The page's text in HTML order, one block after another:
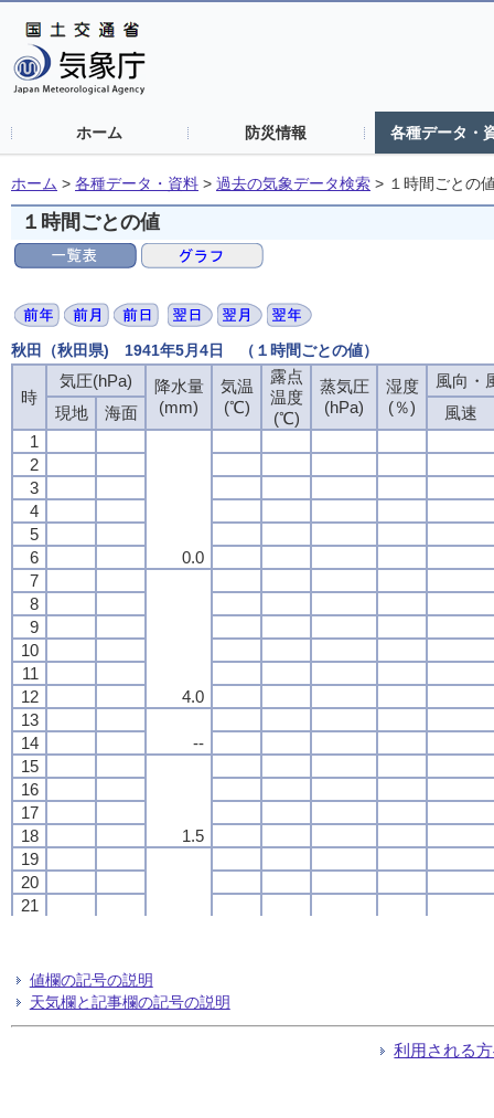
ホーム 防災情報 各種データ・
ホーム > 各種データ・資料 > 過去の気象データ検索 > １時間ごとの
１時間ごとの値
秋田（秋田県) 1941年5月4日 （１時間ごとの値）
時
気圧(hPa)
降水量
(mm)
気温
(℃)
露点
温度
(℃)
蒸気圧
(hPa)
湿度
(％)
風向・
現地
海面
風速
1
0.0
2
3
4
5
6
7
4.0
8
9
10
11
12
13
--
14
15
1.5
16
17
18
19
20
21
24
時
気圧(hPa)
降水量
(mm)
気温
(℃)
露点
温度
(℃)
蒸気圧
(hPa)
湿度
(％)
風向・
現地
海面
風速
1
0.0
2
3
4
5
6
7
4.0
8
9
10
11
12
13
--
14
15
1.5
16
17
18
19
20
21
24
時
気圧(hPa)
降水量
(mm)
気温
(℃)
露点
温度
(℃)
蒸気圧
(hPa)
湿度
(％)
風向・
現地
海面
風速
1
0.0
2
3
4
5
6
7
4.0
8
9
10
11
12
13
--
14
15
1.5
16
17
18
19
20
21
24
時
気圧(hPa)
降水量
(mm)
気温
(℃)
露点
温度
(℃)
蒸気圧
(hPa)
湿度
(％)
風向・
現地
海面
風速
1
0.0
2
3
4
5
6
7
4.0
8
9
10
11
12
13
--
14
15
1.5
16
17
18
19
20
21
24
値欄の記号の説明
天気欄と記事欄の記号の説明
利用される